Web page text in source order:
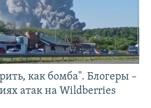
как бомба". Блогеры –
атак на Wildberries